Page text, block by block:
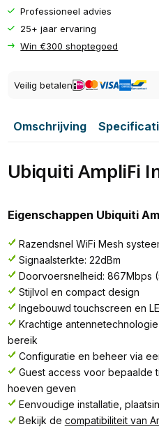
Professioneel advies
25+ jaar ervaring
Win €300 shoptegoed
Veilig betalen
Omschrijving
Ubiquiti AmpliFi
Eigenschappen Ubiquiti
Razendsnel WiFi Mesh
Signaalsterkte: 22dBm
Doorvoersnelheid: 867Mbps
Stijlvol en compact design
Ingebouwd touchscreen en
Krachtige
bereik
Configuratie en beheer via
Guest access voor bepaalde
hoeven geven
Eenvoudige installatie,
Bekijk de compatibiliteit van